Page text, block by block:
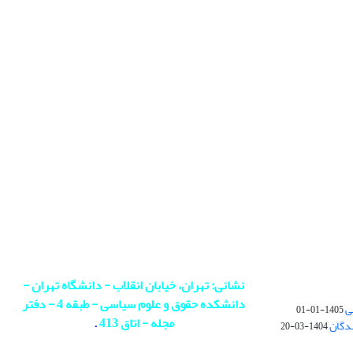
1405-01-01
1404-03-20
نشانی: تهران، خیابان انقلاب - دانشگاه تهران -
دانشکده حقوق و علوم سیاسی - طبقه 4 - دفتر
مجله - اتاق 413
.